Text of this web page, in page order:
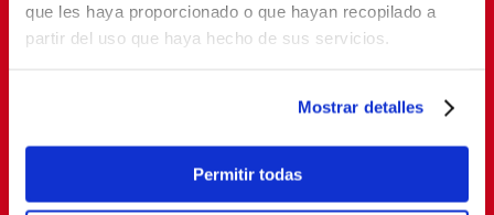
que les haya proporcionado o que hayan recopilado a
partir del uso que haya hecho de sus servicios.
Mostrar detalles
Permitir todas